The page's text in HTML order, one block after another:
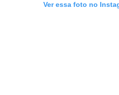
Ver essa foto no